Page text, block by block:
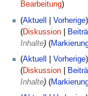
s
n
g
f
a
s
s
n
g
n
f
a
s
s
u
g
s
z
u
s
a
m
i
u
n
g
s
z
u
s
Bearbeitung
Aktuell
Vorherige
Diskussion
Inhalte
Aktuell
Vorherige
Diskussion
Inhalte